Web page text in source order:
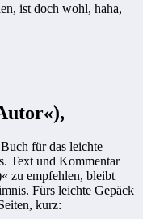
ist doch wohl, haha,
für das leichte
Text und Kommentar
zu empfehlen, bleibt
Fürs leichte Gepäck
kurz: